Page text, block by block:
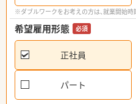
※ダブルワークをお考えの方は、就業開始
希望雇用形態 必須
正社員
パート